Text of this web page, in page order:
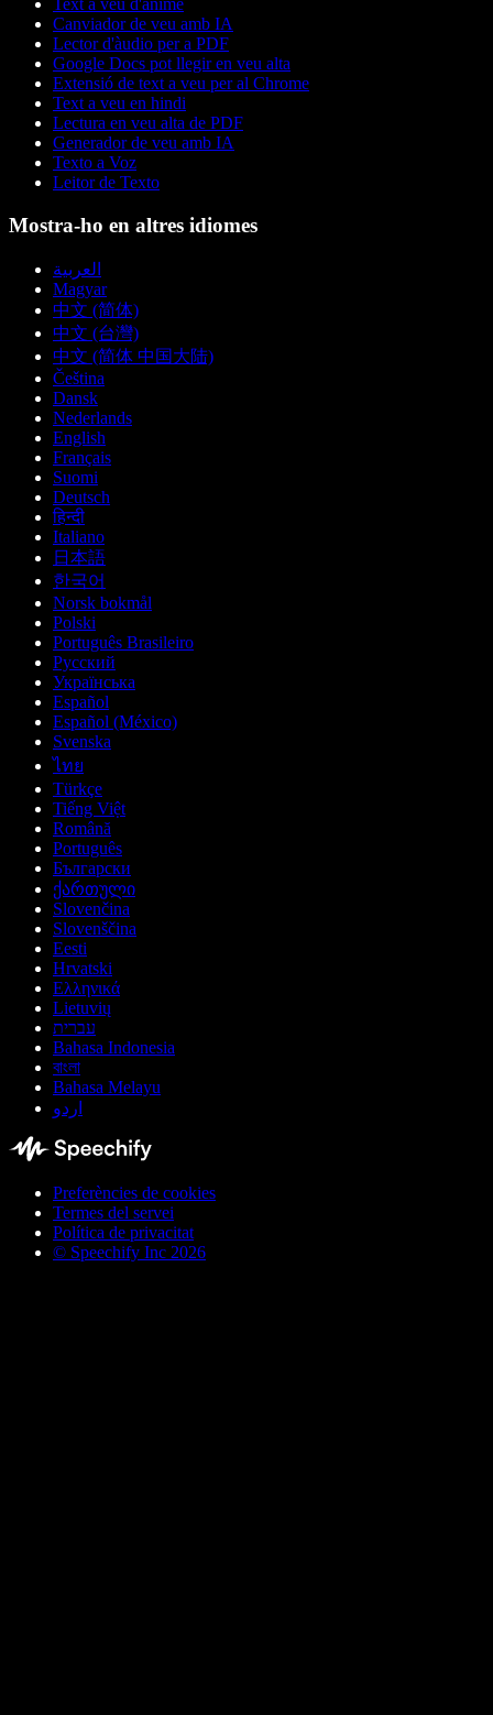
Text a veu d'anime
Canviador de veu amb IA
Lector d'àudio per a PDF
Google Docs pot llegir en veu alta
Extensió de text a veu per al Chrome
Text a veu en hindi
Lectura en veu alta de PDF
Generador de veu amb IA
Texto a Voz
Leitor de Texto
Mostra-ho en altres idiomes
العربية
Magyar
中文 (简体)
中文 (台灣)
中文 (简体 中国大陆)
Čeština
Dansk
Nederlands
English
Français
Suomi
Deutsch
हिन्दी
Italiano
日本語
한국어
Norsk bokmål
Polski
Português Brasileiro
Русский
Українська
Español
Español (México)
Svenska
ไทย
Türkçe
Tiếng Việt
Română
Português
Български
ქართული
Slovenčina
Slovenščina
Eesti
Hrvatski
Ελληνικά
Lietuvių
עברית
Bahasa Indonesia
বাংলা
Bahasa Melayu
اردو
Preferències de cookies
Termes del servei
Política de privacitat
© Speechify Inc 2026